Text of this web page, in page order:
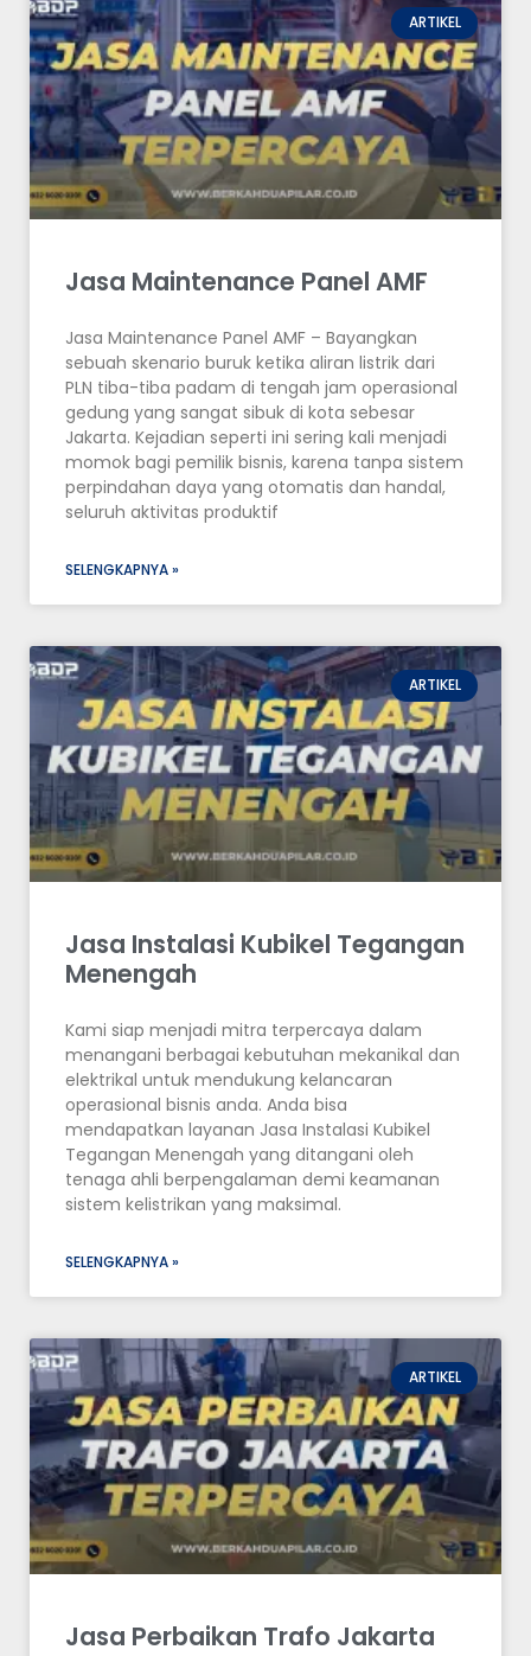
ARTIKEL
Jasa Maintenance Panel AMF
Jasa Maintenance Panel AMF – Bayangkan
sebuah skenario buruk ketika aliran listrik dari
PLN tiba-tiba padam di tengah jam operasional
gedung yang sangat sibuk di kota sebesar
Jakarta. Kejadian seperti ini sering kali menjadi
momok bagi pemilik bisnis, karena tanpa sistem
perpindahan daya yang otomatis dan handal,
seluruh aktivitas produktif
SELENGKAPNYA »
ARTIKEL
Jasa Instalasi Kubikel Tegangan
Menengah
Kami siap menjadi mitra terpercaya dalam
menangani berbagai kebutuhan mekanikal dan
elektrikal untuk mendukung kelancaran
operasional bisnis anda. Anda bisa
mendapatkan layanan Jasa Instalasi Kubikel
Tegangan Menengah yang ditangani oleh
tenaga ahli berpengalaman demi keamanan
sistem kelistrikan yang maksimal.
SELENGKAPNYA »
ARTIKEL
Jasa Perbaikan Trafo Jakarta